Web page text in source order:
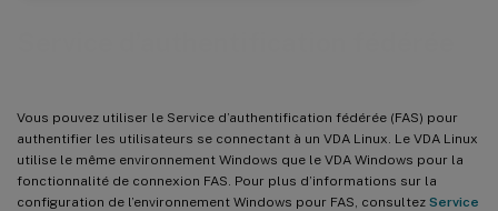
Vous pouvez utiliser le Service d’authentification fédérée (FAS) pour
authentifier les utilisateurs se connectant à un VDA Linux. Le VDA Linux
utilise le même environnement Windows que le VDA Windows pour la
fonctionnalité de connexion FAS. Pour plus d’informations sur la
configuration de l’environnement Windows pour FAS, consultez Service